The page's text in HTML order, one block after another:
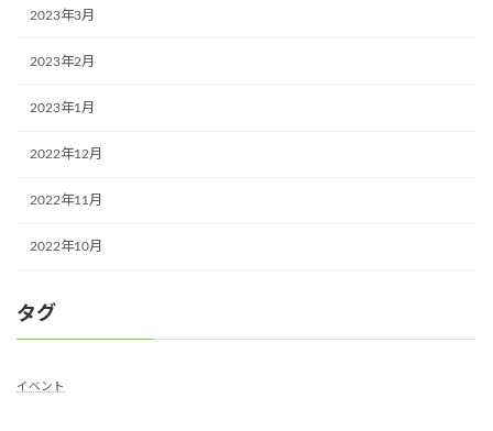
2023年3月
2023年2月
2023年1月
2022年12月
2022年11月
2022年10月
タグ
イベント